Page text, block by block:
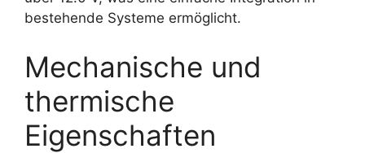
bestehende Systeme ermöglicht.
Mechanische und
thermische
Eigenschaften